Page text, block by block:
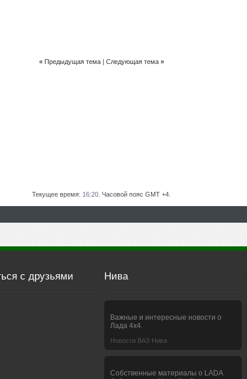
« Предыдущая тема| Следующая тема »
Текущее время: 16:20 . Часовой пояс GMT +4.
с друзьями Нива
Важные и интересные новости о
Лада 4х4.
Новости ВАЗ Нива
Собственные материалы о LADA